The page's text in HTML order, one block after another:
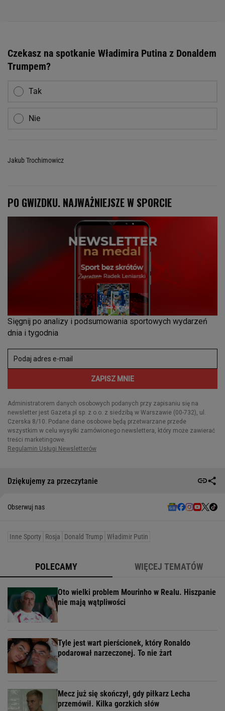
Czekasz na spotkanie Władimira Putina z Donaldem
Trumpem?
Tak
Nie
Jakub Trochimowicz
Dziękujemy za przeczytanie
Obserwuj nas
Inne Sporty Rosja Donald Trump Władimir Putin
POLECAMY WIĘCEJ TEMATÓW
Oto wielki problem Mourinho w Realu. Hiszpanie
nie mają wątpliwości
Tyle jest wart pierścionek, który Ronaldo
podarował narzeczonej. To nie żart
Mecz już się skończył, gdy piłkarz Lecha
przemówił. Kilka gorzkich słów